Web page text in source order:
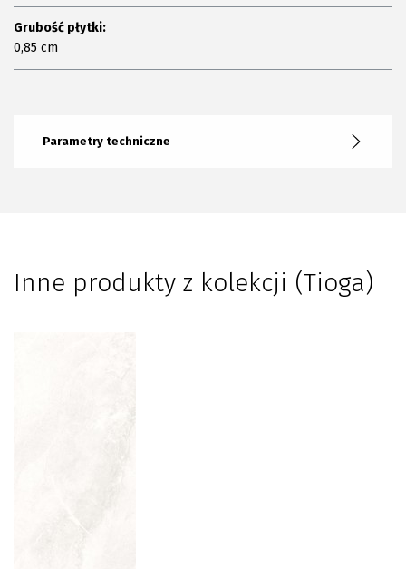
Grubość płytki:
0,85 cm
Parametry techniczne
Inne produkty z kolekcji (Tioga)